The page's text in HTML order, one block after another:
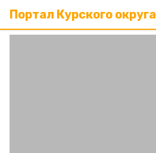
Портал Курского округа